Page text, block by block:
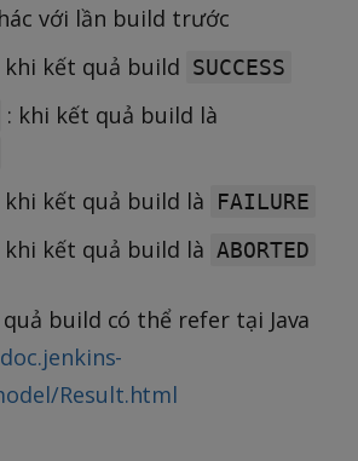
với lần build trước
khi kết quả build SUCCESS
: khi kết quả build là
khi kết quả build là
FAILURE
khi kết quả build là ABORTED
build có thể refer tại Java
Result.html